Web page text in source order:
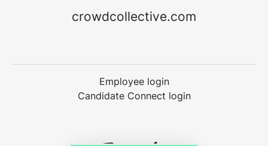
crowdcollective.com
Employee login
Candidate Connect login